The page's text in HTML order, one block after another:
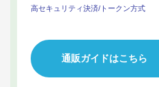
高セキュリティ決済/トークン方式
通販ガイドはこちら